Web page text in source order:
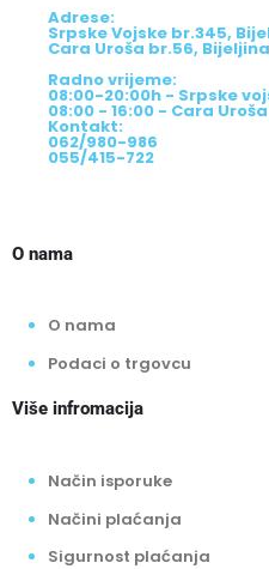
Adrese:
Srpske Vojske br.345,
Cara Uroša br.56, Bijeljina
Radno vrijeme:
08:00-20:00h - Srpske
08:00 - 16:00 - Cara
Kontakt:
062/980-986
055/415-722
O nama
O nama
Podaci o trgovcu
Više infromacija
Način isporuke
Načini plaćanja
Sigurnost plaćanja